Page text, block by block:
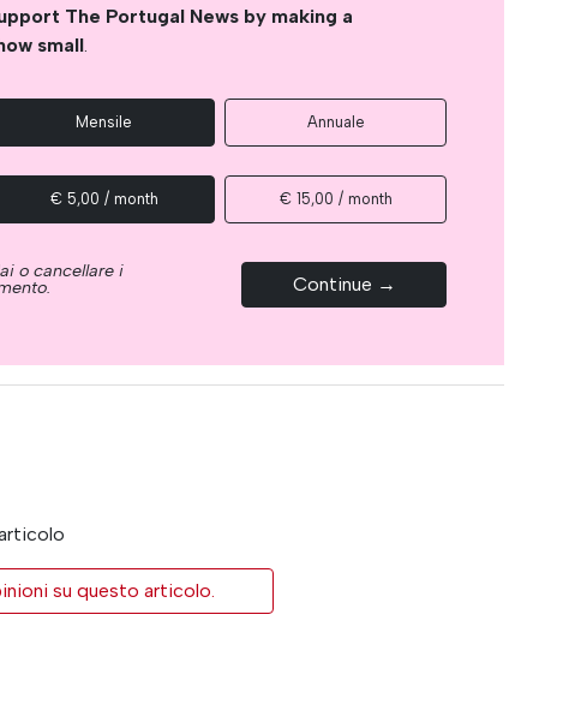
The Portugal News by making a
small.
Mensile Annuale
€ 5,00 / month € 15,00 / month
o cancellare i
Continue →
su questo articolo.